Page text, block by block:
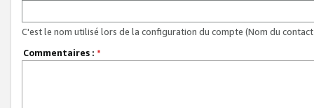
C'est le nom utilisé lors de la configuration du compte (Nom du
Commentaires : *